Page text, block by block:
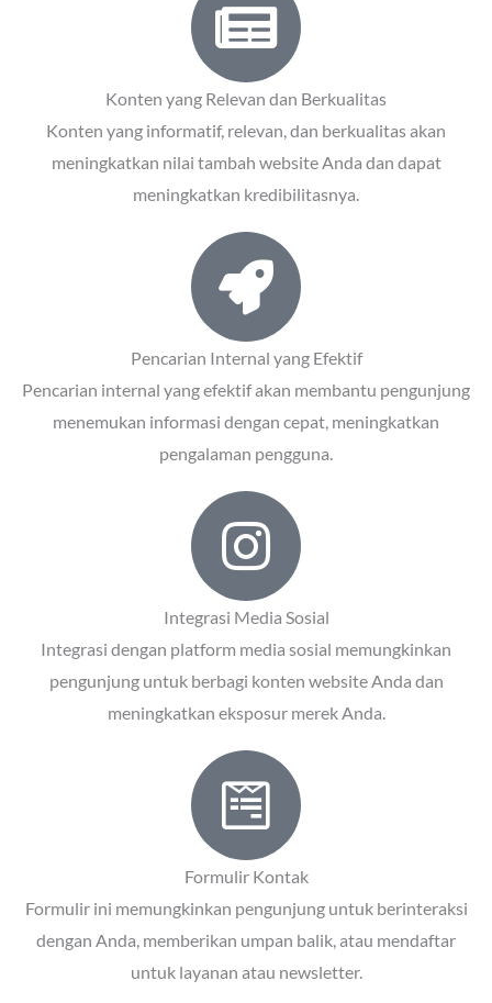
Konten yang Relevan dan Berkualitas
Konten yang informatif, relevan, dan berkualitas akan
meningkatkan nilai tambah website Anda dan dapat
meningkatkan kredibilitasnya.
Pencarian Internal yang Efektif
Pencarian internal yang efektif akan membantu pengunjung
menemukan informasi dengan cepat, meningkatkan
pengalaman pengguna.
Integrasi Media Sosial
Integrasi dengan platform media sosial memungkinkan
pengunjung untuk berbagi konten website Anda dan
meningkatkan eksposur merek Anda.
Formulir Kontak
Formulir ini memungkinkan pengunjung untuk berinteraksi
dengan Anda, memberikan umpan balik, atau mendaftar
untuk layanan atau newsletter.